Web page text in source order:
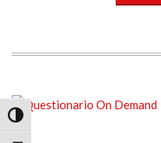
Attiva/disattiva alto contrasto